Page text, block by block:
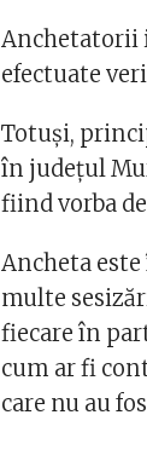
Anchetatorii
efectuate
Totuşi,
în judeţul
fiind vorba
Ancheta
multe
fiecare în
cum ar fi
care nu au